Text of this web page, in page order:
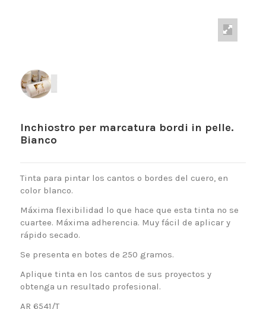
Inchiostro per marcatura bordi in pelle.
Bianco
Tinta para pintar los cantos o bordes del cuero, en
color blanco.
Máxima flexibilidad lo que hace que esta tinta no se
cuartee. Máxima adherencia. Muy fácil de aplicar y
rápido secado.
Se presenta en botes de 250 gramos.
Aplique tinta en los cantos de sus proyectos y
obtenga un resultado profesional.
AR 6541/T